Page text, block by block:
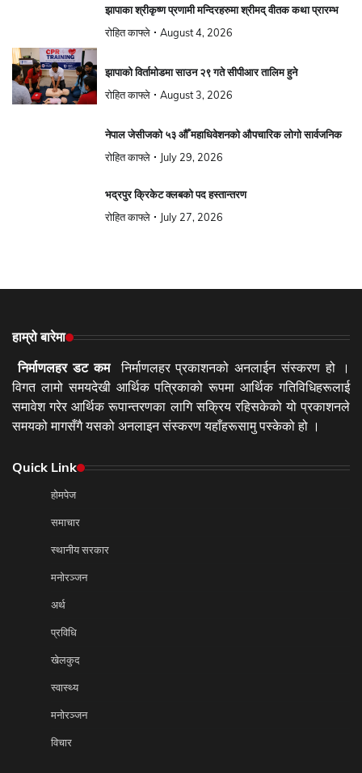
झापाका श्रीकृष्ण प्रणामी मन्दिरहरुमा श्रीमद् वीतक कथा प्रारम्भ
रोहित काफ्ले August 4, 2026
झापाको विर्तामोडमा साउन २९ गते सीपीआर तालिम हुने
रोहित काफ्ले August 3, 2026
नेपाल जेसीजको ५३ औँ महाधिवेशनको औपचारिक लोगो सार्वजनिक
रोहित काफ्ले July 29, 2026
भद्रपुर क्रिकेट क्लबको पद हस्तान्तरण
रोहित काफ्ले July 27, 2026
हाम्रो बारेमा
निर्माणलहर डट कमनिर्माणलहर प्रकाशनको अनलाईन संस्करण हो ।
विगत लामो समयदेखी आर्थिक पत्रिकाको रूपमा आर्थिक गतिविधिहरूलाई
समावेश गरेर आर्थिक रूपान्तरणका लागि सक्रिय रहिसकेको यो प्रकाशनले
समयको मागसँगै यसको अनलाइन संस्करण यहाँहरूसामु पस्केको हो ।
Quick Link
होमपेज
समाचार
स्थानीय सरकार
मनोरञ्जन
अर्थ
प्रविधि
खेलकुद
स्वास्थ्य
मनोरञ्जन
विचार